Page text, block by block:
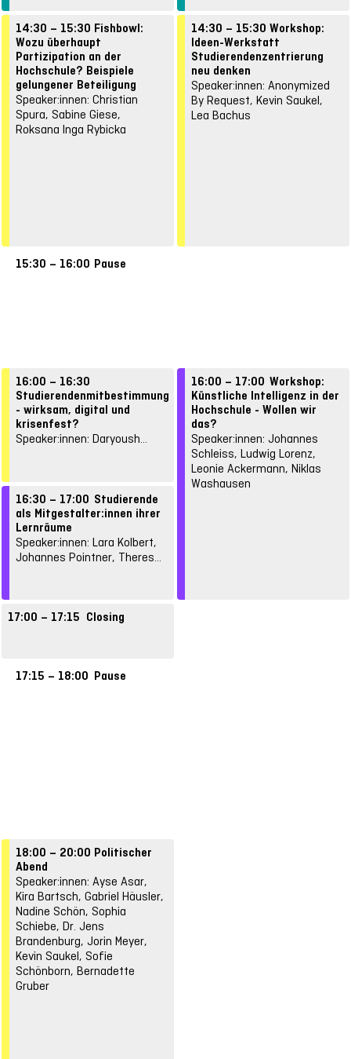
14:30 – 15:30 Fishbowl:
Wozu überhaupt
Partizipation an der
Hochschule? Beispiele
gelungener Beteiligung
Speaker:innen: Christian
Spura, Sabine Giese,
Roksana Inga Rybicka
15:30 – 16:00 Pause
16:00 – 16:30
Studierendenmitbestimmung
- wirksam, digital und
krisenfest?
Speaker:innen: Daryoush
16:30 – 17:00 Studierende
als Mitgestalter:innen ihrer
Lernräume
Speaker:innen: Lara Kolbert,
Johannes Pointner, Theres
17:00 – 17:15 Closing
17:15 – 18:00 Pause
18:00 – 20:00 Politischer
Abend
Speaker:innen: Ayse Asar,
Kira Bartsch, Gabriel Häusler,
Nadine Schön, Sophia
Schiebe, Dr. Jens
Brandenburg, Jorin Meyer,
Kevin Saukel, Sofie
Schönborn, Bernadette
Gruber
14:30 – 15:30 Workshop:
Ideen-Werkstatt
Studierendenzentrierung
neu denken
Speaker:innen: Anonymized
By Request, Kevin Saukel,
Lea Bachus
16:00 – 17:00 Workshop:
Künstliche Intelligenz in der
Hochschule - Wollen wir
das?
Speaker:innen: Johannes
Schleiss, Ludwig Lorenz,
Leonie Ackermann, Niklas
Washausen